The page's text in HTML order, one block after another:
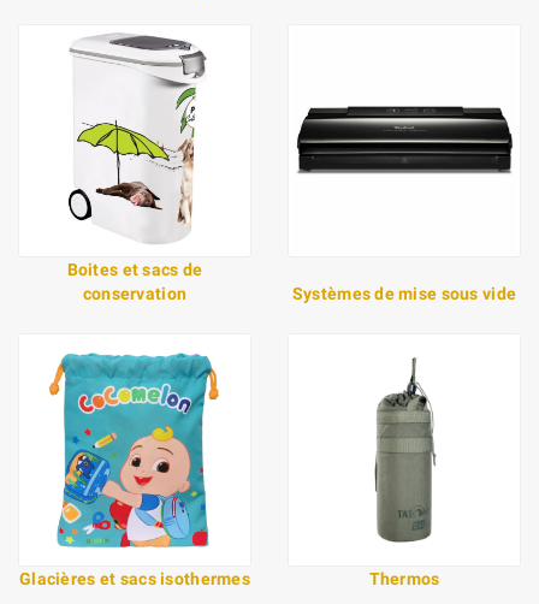
Boites et sacs de
conservation
Systèmes de mise sous vide
Glacières et sacs isothermes Thermos